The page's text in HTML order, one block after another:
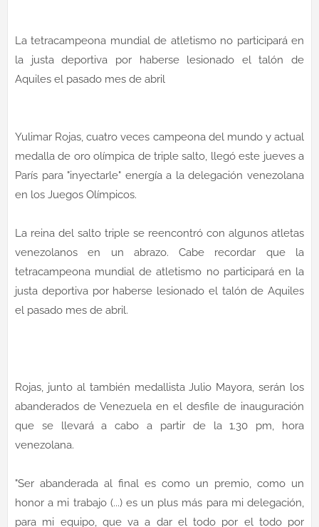
La tetracampeona mundial de atletismo no participará en
la justa deportiva por haberse lesionado el talón de
Aquiles el pasado mes de abril
Yulimar Rojas, cuatro veces campeona del mundo y actual
medalla de oro olímpica de triple salto, llegó este jueves a
París para "inyectarle" energía a la delegación venezolana
en los Juegos Olímpicos.
La reina del salto triple se reencontró con algunos atletas
venezolanos en un abrazo. Cabe recordar que la
tetracampeona mundial de atletismo no participará en la
justa deportiva por haberse lesionado el talón de Aquiles
el pasado mes de abril.
Rojas, junto al también medallista Julio Mayora, serán los
abanderados de Venezuela en el desfile de inauguración
que se llevará a cabo a partir de la 1.30 pm, hora
venezolana.
"Ser abanderada al final es como un premio, como un
honor a mi trabajo (...) es un plus más para mi delegación,
para mi equipo, que va a dar el todo por el todo por